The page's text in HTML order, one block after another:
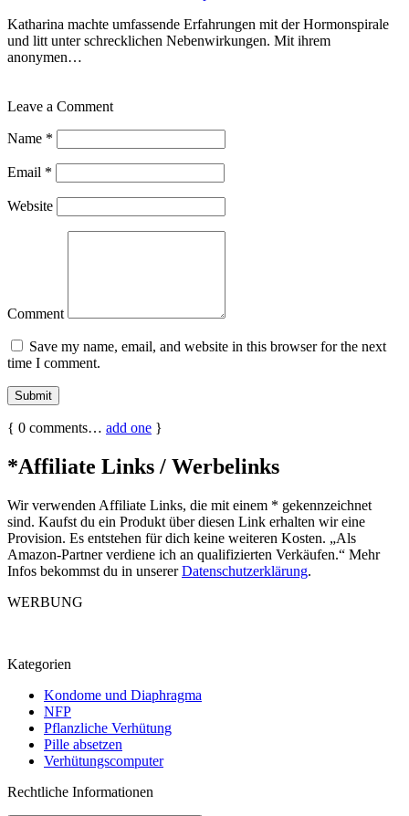
Katharina machte umfassende Erfahrungen mit der Hormonspirale
und litt unter schrecklichen Nebenwirkungen. Mit ihrem
anonymen…
Leave a Comment
Name *
Email *
Website
Comment
Save my name, email, and website in this browser for the next
time I comment.
{ 0 comments… add one }
*Affiliate Links / Werbelinks
Wir verwenden Affiliate Links, die mit einem * gekennzeichnet
sind. Kaufst du ein Produkt über diesen Link erhalten wir eine
Provision. Es entstehen für dich keine weiteren Kosten. „Als
Amazon-Partner verdiene ich an qualifizierten Verkäufen.“ Mehr
Infos bekommst du in unsererDatenschutzerklärung.
WERBUNG
Kategorien
Kondome und Diaphragma
NFP
Pflanzliche Verhütung
Pille absetzen
Verhütungscomputer
Rechtliche Informationen